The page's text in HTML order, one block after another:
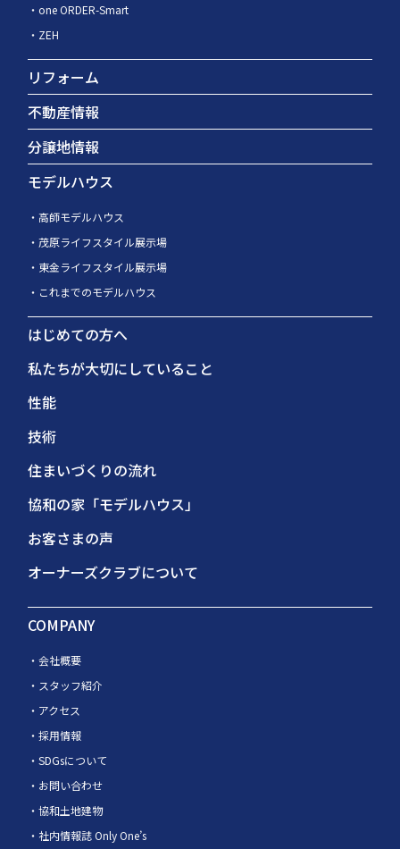
one ORDER-Smart
ZEH
リフォーム
不動産情報
分譲地情報
モデルハウス
高師モデルハウス
茂原ライフスタイル展示場
東金ライフスタイル展示場
これまでのモデルハウス
はじめての方へ
私たちが大切にしていること
性能
技術
住まいづくりの流れ
協和の家「モデルハウス」
お客さまの声
オーナーズクラブについて
COMPANY
会社概要
スタッフ紹介
アクセス
採用情報
SDGsについて
お問い合わせ
協和土地建物
社内情報誌 Only One’s